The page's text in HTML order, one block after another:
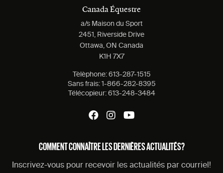
Canada Équestre
a/s Maison du Sport
2451, Riverside Drive
Ottawa, ON Canada
K1H 7X7
Tèlèphone: 613-287-1515
Sans frais: 1-866-282-8395
Télécopieur: 613-248-3484
COMMENT CONNAÎTRE LES DERNIÈRES ACTUALITÉS?
Inscrivez-vous pour recevoir les actualités par courriel!